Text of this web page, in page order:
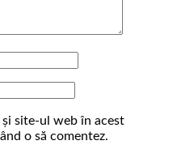
și site-ul web în acest
o să comentez.